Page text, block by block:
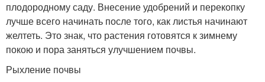
плодородному саду. Внесение удобрений и перекопку
лучше всего начинать после того, как листья начинают
желтеть. Это знак, что растения готовятся к зимнему
покою и пора заняться улучшением почвы.
Рыхление почвы